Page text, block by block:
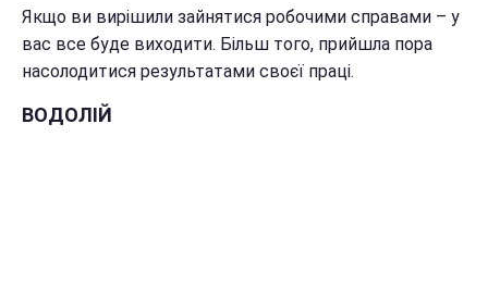
Якщо ви вирішили зайнятися робочими справами – у
вас все буде виходити. Більш того, прийшла пора
насолодитися результатами своєї праці.
ВОДОЛІЙ